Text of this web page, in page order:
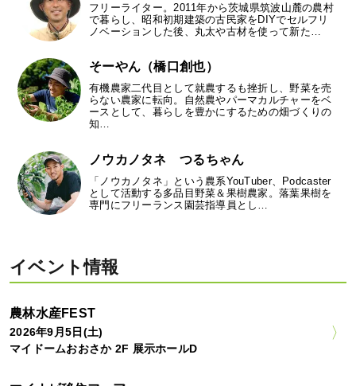
フリーライター。2011年から茨城県筑波山麓の農村
で暮らし、昭和初期建築の古民家をDIYでセルフリ
ノベーションした後、丸太や古材を使って新た…
そーやん（橋口創也）
有機農家二代目として就農するも挫折し、野菜を売
らない農家に転向。自然農やパーマカルチャーをベ
ースとして、暮らしを豊かにするための畑づくりの
知…
ノウカノタネ つるちゃん
「ノウカノタネ」という農系YouTuber、Podcaster
として活動する多品目野菜＆果樹農家。落葉果樹を
専門にフリーランス園芸指導員とし…
イベント情報
農林水産FEST
2026年9月5日(土)
マイドームおおさか 2F 展示ホールD